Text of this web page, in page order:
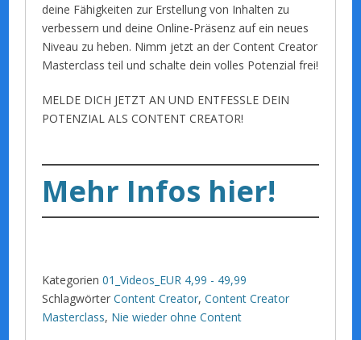
deine Fähigkeiten zur Erstellung von Inhalten zu
verbessern und deine Online-Präsenz auf ein neues
Niveau zu heben. Nimm jetzt an der Content Creator
Masterclass teil und schalte dein volles Potenzial frei!
MELDE DICH JETZT AN UND ENTFESSLE DEIN
POTENZIAL ALS CONTENT CREATOR!
Mehr Infos hier!
Kategorien 01_Videos_EUR 4,99 - 49,99
Schlagwörter Content Creator,Content Creator
Masterclass, Nie wieder ohne Content